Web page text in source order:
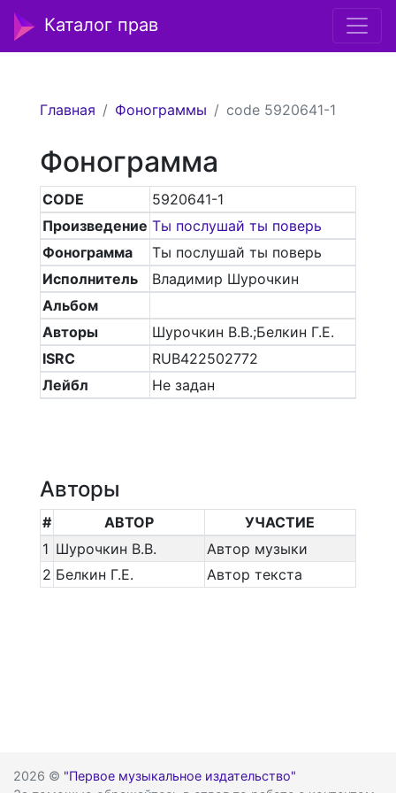
Каталог прав
Главная Фонограммы code 5920641-1
Фонограмма
CODE
5920641-1
Произведение Ты послушай ты поверь
Фонограмма
Ты послушай ты поверь
Исполнитель
Владимир Шурочкин
Альбом
Авторы
Шурочкин В.В.;Белкин Г.Е.
ISRC
RUB422502772
Лейбл
Не задан
Авторы
# АВТОР
УЧАСТИЕ
1 Шурочкин В.В.
Автор музыки
2 Белкин Г.Е. Автор текста
2026 © "Первое музыкальное издательство"